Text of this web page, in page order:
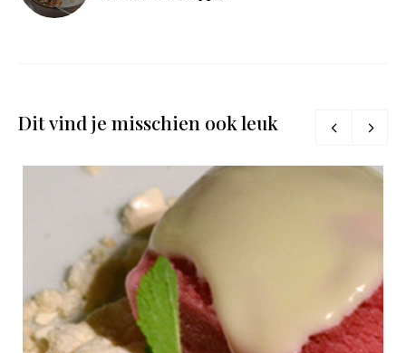
Dit vind je misschien ook leuk